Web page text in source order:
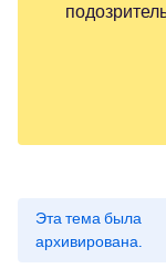
Эта тема была
архивирована.